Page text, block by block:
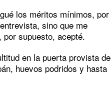
los méritos mínimos, por
sino que me
supuesto, acepté.
en la puerta provista de
huevos podridos y hasta